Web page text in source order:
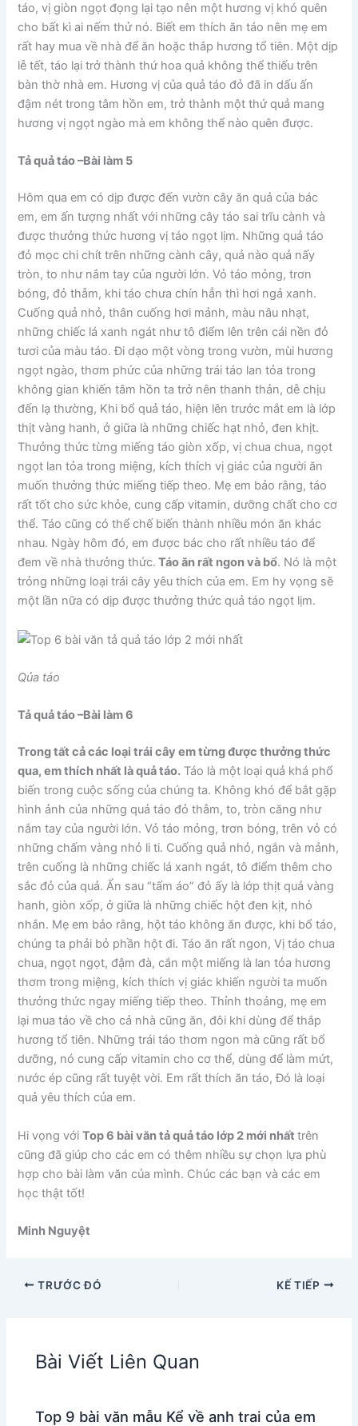
táo, vị giòn ngọt đọng lại tạo nên một hương vị khó quên
cho bất kì ai nếm thử nó. Biết em thích ăn táo nên mẹ em
rất hay mua về nhà để ăn hoặc thắp hương tổ tiên. Một dịp
lễ tết, táo lại trở thành thứ hoa quả không thể thiếu trên
bàn thờ nhà em. Hương vị của quả táo đỏ đã in dấu ấn
đậm nét trong tâm hồn em, trở thành một thứ quả mang
hương vị ngọt ngào mà em không thể nào quên được.
Tả quả táo –Bài làm 5
Hôm qua em có dịp được đến vườn cây ăn quả của bác
em, em ấn tượng nhất với những cây táo sai trĩu cành và
được thưởng thức hương vị táo ngọt lịm. Những quả táo
đỏ mọc chi chít trên những cành cây, quả nào quả nấy
tròn, to như nắm tay của người lớn. Vỏ táo mỏng, trơn
bóng, đỏ thẫm, khi táo chưa chín hẳn thì hơi ngả xanh.
Cuống quả nhỏ, thân cuống hơi mảnh, màu nâu nhạt,
những chiếc lá xanh ngát như tô điểm lên trên cái nền đỏ
tươi của màu táo. Đi dạo một vòng trong vườn, mùi hương
ngọt ngào, thơm phức của những trái táo lan tỏa trong
không gian khiến tâm hồn ta trở nên thanh thản, dễ chịu
đến lạ thường, Khi bổ quả táo, hiện lên trước mắt em là lớp
thịt vàng hanh, ở giữa là những chiếc hạt nhỏ, đen khịt.
Thưởng thức từng miếng táo giòn xốp, vị chua chua, ngọt
ngọt lan tỏa trong miệng, kích thích vị giác của người ăn
muốn thưởng thức miếng tiếp theo. Mẹ em bảo rằng, táo
rất tốt cho sức khỏe, cung cấp vitamin, dưỡng chất cho cơ
thể. Táo cũng có thể chế biến thành nhiều món ăn khác
nhau. Ngày hôm đó, em được bác cho rất nhiều táo để
đem về nhà thưởng thức. Táo ăn rất ngon và bổ. Nó là một
trỏng những loại trái cây yêu thích của em. Em hy vọng sẽ
một lần nữa có dịp được thưởng thức quả táo ngọt lịm.
Qủa táo
Tả quả táo –Bài làm 6
Trong tất cả các loại trái cây em từng được thưởng thức
qua, em thích nhất là quả táo. Táo là một loại quả khá phổ
biến trong cuộc sống của chúng ta. Không khó để bắt gặp
hình ảnh của những quả táo đỏ thẫm, to, tròn căng như
nắm tay của người lớn. Vỏ táo mỏng, trơn bóng, trên vỏ có
những chấm vàng nhỏ li ti. Cuống quả nhỏ, ngắn và mảnh,
trên cuống là những chiếc lá xanh ngát, tô điểm thêm cho
sắc đỏ của quả. Ẩn sau “tấm áo” đỏ ấy là lớp thịt quả vàng
hanh, giòn xốp, ở giữa là những chiếc hột đen kịt, nhỏ
nhắn. Mẹ em bảo rằng, hột táo không ăn được, khi bổ táo,
chúng ta phải bỏ phần hột đi. Táo ăn rất ngon, Vị táo chua
chua, ngọt ngọt, đậm đà, cắn một miếng là lan tỏa hương
thơm trong miệng, kích thích vị giác khiến người ta muốn
thưởng thức ngay miếng tiếp theo. Thỉnh thoảng, mẹ em
lại mua táo về cho cả nhà cũng ăn, đôi khi dùng để thắp
hương tổ tiên. Những trái táo thơm ngon mà cũng rất bổ
dưỡng, nó cung cấp vitamin cho cơ thể, dùng để làm mứt,
nước ép cũng rất tuyệt vời. Em rất thích ăn táo, Đó là loại
quả yêu thích của em.
Hi vọng vớiTop 6 bài văn tả quả táo lớp 2 mới nhấttrên
cũng đã giúp cho các em có thêm nhiều sự chọn lựa phù
hợp cho bài làm văn của mình. Chúc các bạn và các em
học thật tốt!
Minh Nguyệt
TRƯỚC ĐÓ KẾ TIẾP
Bài Viết Liên Quan
Top 9 bài văn mẫu Kể về anh trai của em